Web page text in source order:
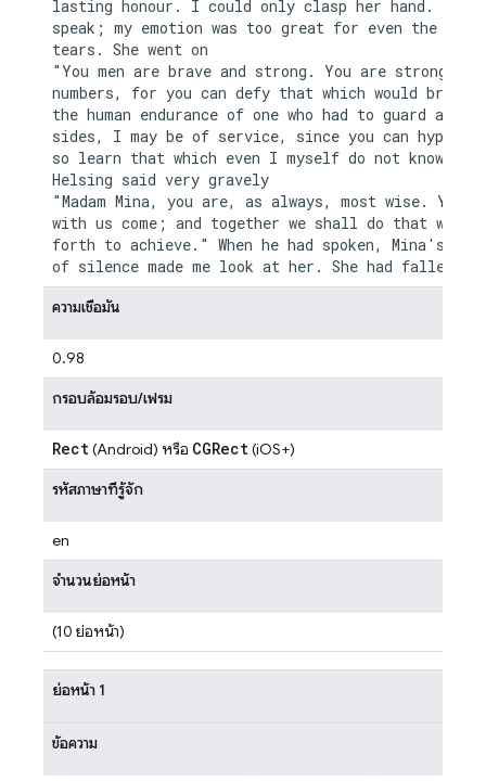
lasting honour. I could only clasp her hand. I
speak; my emotion was too great for even the
tears. She went on
"You men are brave and strong. You are strong in
numbers, for you can defy that which would break
the human endurance of one who had to guard
sides, I may be of service, since you can hypotise
so learn that which even I myself do not know."
Helsing said very gravely
"Madam Mina, you are, as always, most wise. You
with us come; and together we shall do that which
forth to achieve." When he had spoken, Mina's
ความเชื่อมั่น
0.98
กรอบล้อมรอบ/เฟรม
Rect(Android) หรือ CGRect(iOS+)
รหัสภาษาที่รู้จัก
en
จำนวนย่อหน้า
(10 ย่อหน้า)
ย่อหน้า 1
ข้อความ